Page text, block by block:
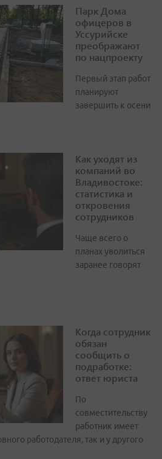
Парк Дома
офицеров в
Уссурийске
преображают
по нацпроекту
Первый этап работ
планируют
завершить к осени
Как уходят из
компаний во
Владивостоке:
статистика и
откровения
сотрудников
Чаще всего о
планах уволиться
заранее говорят
Когда сотрудник
обязан
сообщить о
подработке:
ответ юриста
По
совместительству
работник имеет
работодателя, так и у другого